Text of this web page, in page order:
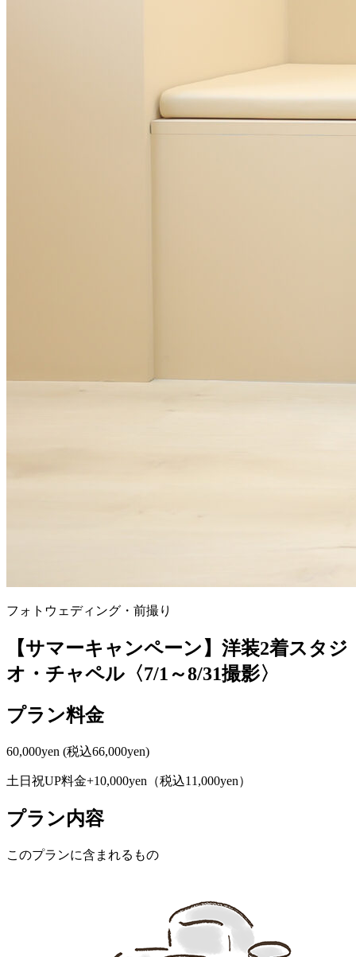
フォトウェディング・前撮り
【サマーキャンペーン】洋装2着スタジ
オ・チャペル〈7/1～8/31撮影〉
プラン料金
60,000yen (税込66,000yen)
土日祝UP料金+10,000yen（税込11,000yen）
プラン内容
このプランに含まれるもの